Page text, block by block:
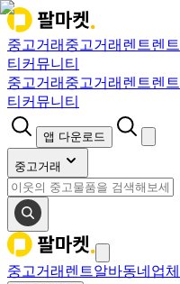
중고거래 중고거래 렌트렌트
티 커뮤니티
중고거래 중고거래 렌트렌트
티 커뮤니티
앱 다운로드
중고거래
중고거래 렌트알바동네업체